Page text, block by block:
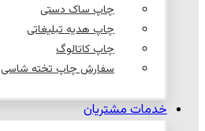
چاپ ساک دستی
چاپ هدیه تبلیغاتی
چاپ کاتالوگ
سفارش چاپ تخته شاسی
خدمات مشتریان